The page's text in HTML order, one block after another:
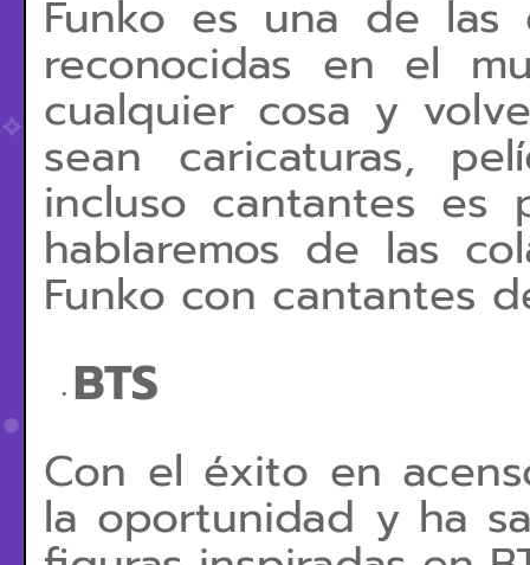
Funko es una de las
reconocidas en el
cualquier cosa y
sean caricaturas,
incluso cantantes
hablaremos de las
Funko con cantantes
BTS
Con el éxito en
la oportunidad y ha